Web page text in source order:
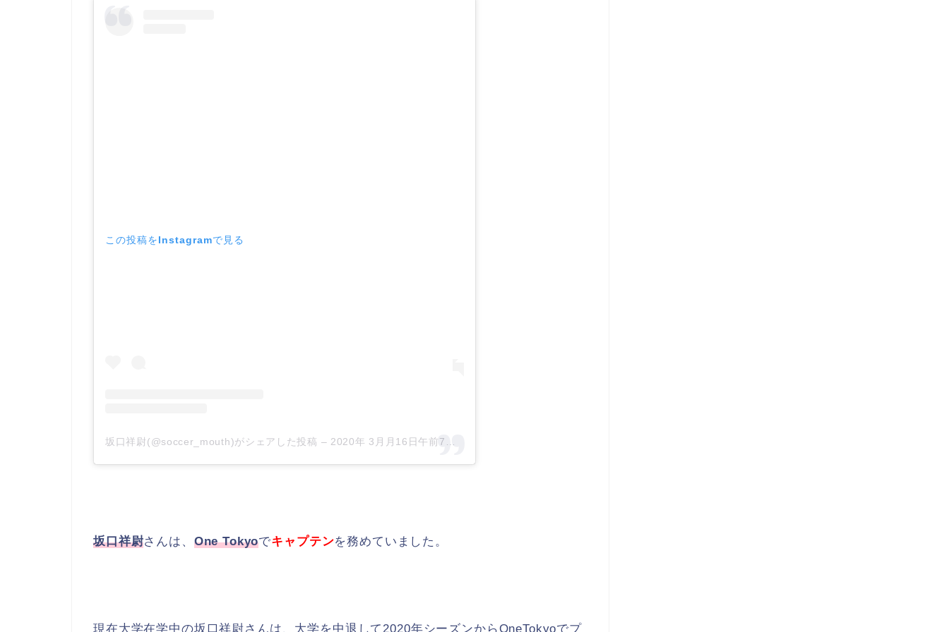
この投稿をInstagramで見る
坂口祥尉(@soccer_mouth)がシェアした投稿 – 2020年 3月月16日午前7時43分PDT
坂口祥尉さんは、 One Tokyoでキャプテンを務めていました。
現在大学在学中の坂口祥尉さんは、大学を中退して2020年シーズンからOneTokyoでプ